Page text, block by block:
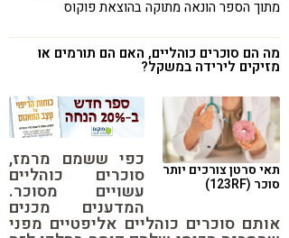
ניקוי רעלים
מזונות על
ילדים
הפרעות קשב & ריכוז
אכילה רגשית
רגישות לגלוטן
טעים להכיר
קורונה
טבעונות
מתוך הספר הונאה מתוקה בהוצאת פוקוס
מה הם סוכרים כוהליים, האם הם תורמים או
מזיקים לירידה במשקל?
תאי סרטן צורכים יותר
סוכר (123RF)
כפי ששמם מרמז,
סוכרים כוהליים
עשויים מסוכר.
המדענים מכנים
אותם סוכרים כוהליים אליפטיים מפני